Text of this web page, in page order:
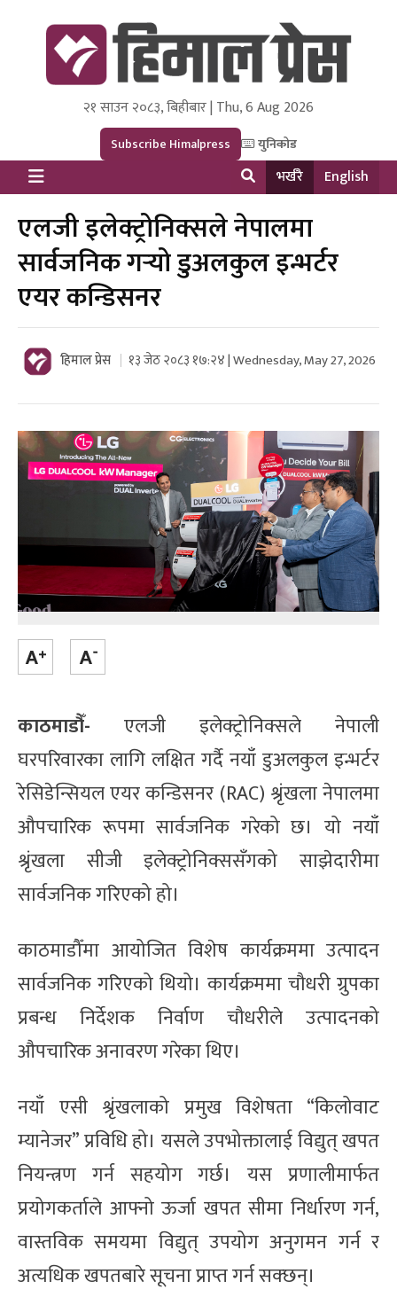
Himal Press
Dot NewsyNepal Media and Research Pvt Ltd.
२१ साउन २०८३, बिहीबार | Thu, 6 Aug 2026
Subscribe Himalpress युनिकोड
भर्खरै English
एलजी इलेक्ट्रोनिक्सले नेपालमा
सार्वजनिक गर्‍यो डुअलकुल इन्भर्टर
एयर कन्डिसनर
हिमाल प्रेस १३ जेठ २०८३ १७:२४ | Wednesday, May 27, 2026
काठमाडौँ- एलजी इलेक्ट्रोनिक्सले नेपाली
घरपरिवारका लागि लक्षित गर्दै नयाँ डुअलकुल इन्भर्टर
रेसिडेन्सियल एयर कन्डिसनर (RAC) श्रृंखला नेपालमा
औपचारिक रूपमा सार्वजनिक गरेको छ। यो नयाँ
श्रृंखला सीजी इलेक्ट्रोनिक्ससँगको साझेदारीमा
सार्वजनिक गरिएको हो।
काठमाडौँमा आयोजित विशेष कार्यक्रममा उत्पादन
सार्वजनिक गरिएको थियो। कार्यक्रममा चौधरी ग्रुपका
प्रबन्ध निर्देशक निर्वाण चौधरीले उत्पादनको
औपचारिक अनावरण गरेका थिए।
नयाँ एसी श्रृंखलाको प्रमुख विशेषता “किलोवाट
म्यानेजर” प्रविधि हो। यसले उपभोक्तालाई विद्युत् खपत
नियन्त्रण गर्न सहयोग गर्छ। यस प्रणालीमार्फत
प्रयोगकर्ताले आफ्नो ऊर्जा खपत सीमा निर्धारण गर्न,
वास्तविक समयमा विद्युत् उपयोग अनुगमन गर्न र
अत्यधिक खपतबारे सूचना प्राप्त गर्न सक्छन्।